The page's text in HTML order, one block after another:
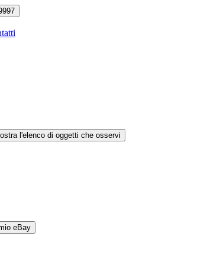
l'elenco di oggetti che osservi
eBay